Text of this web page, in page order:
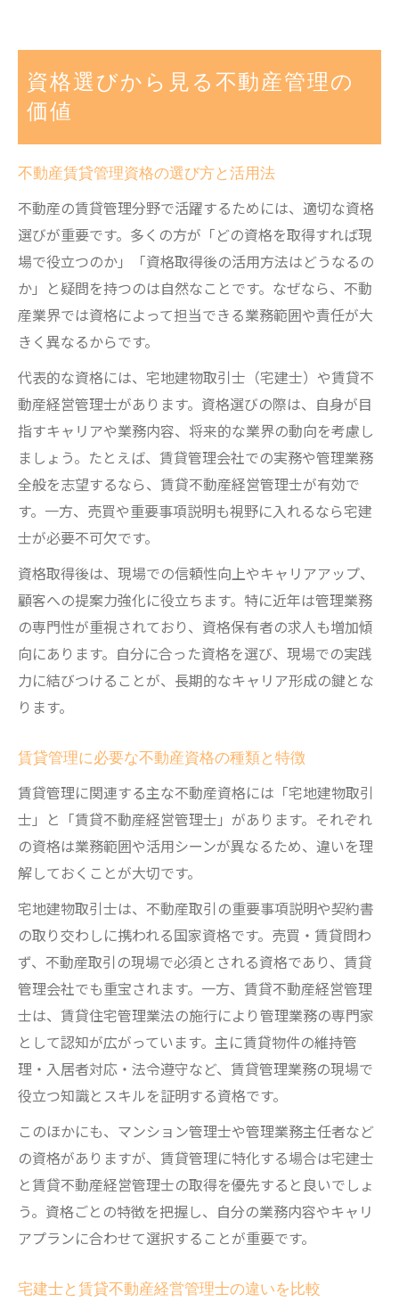
資格選びから見る不動産管理の
価値
不動産賃貸管理資格の選び方と活用法
不動産の賃貸管理分野で活躍するためには、適切な資格
選びが重要です。多くの方が「どの資格を取得すれば現
場で役立つのか」「資格取得後の活用方法はどうなるの
か」と疑問を持つのは自然なことです。なぜなら、不動
産業界では資格によって担当できる業務範囲や責任が大
きく異なるからです。
代表的な資格には、宅地建物取引士（宅建士）や賃貸不
動産経営管理士があります。資格選びの際は、自身が目
指すキャリアや業務内容、将来的な業界の動向を考慮し
ましょう。たとえば、賃貸管理会社での実務や管理業務
全般を志望するなら、賃貸不動産経営管理士が有効で
す。一方、売買や重要事項説明も視野に入れるなら宅建
士が必要不可欠です。
資格取得後は、現場での信頼性向上やキャリアアップ、
顧客への提案力強化に役立ちます。特に近年は管理業務
の専門性が重視されており、資格保有者の求人も増加傾
向にあります。自分に合った資格を選び、現場での実践
力に結びつけることが、長期的なキャリア形成の鍵とな
ります。
賃貸管理に必要な不動産資格の種類と特徴
賃貸管理に関連する主な不動産資格には「宅地建物取引
士」と「賃貸不動産経営管理士」があります。それぞれ
の資格は業務範囲や活用シーンが異なるため、違いを理
解しておくことが大切です。
宅地建物取引士は、不動産取引の重要事項説明や契約書
の取り交わしに携われる国家資格です。売買・賃貸問わ
ず、不動産取引の現場で必須とされる資格であり、賃貸
管理会社でも重宝されます。一方、賃貸不動産経営管理
士は、賃貸住宅管理業法の施行により管理業務の専門家
として認知が広がっています。主に賃貸物件の維持管
理・入居者対応・法令遵守など、賃貸管理業務の現場で
役立つ知識とスキルを証明する資格です。
このほかにも、マンション管理士や管理業務主任者など
の資格がありますが、賃貸管理に特化する場合は宅建士
と賃貸不動産経営管理士の取得を優先すると良いでしょ
う。資格ごとの特徴を把握し、自分の業務内容やキャリ
アプランに合わせて選択することが重要です。
宅建士と賃貸不動産経営管理士の違いを比較